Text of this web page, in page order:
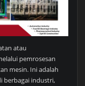
atau
pemrosesan
mesin. Ini adalah
berbagai industri,